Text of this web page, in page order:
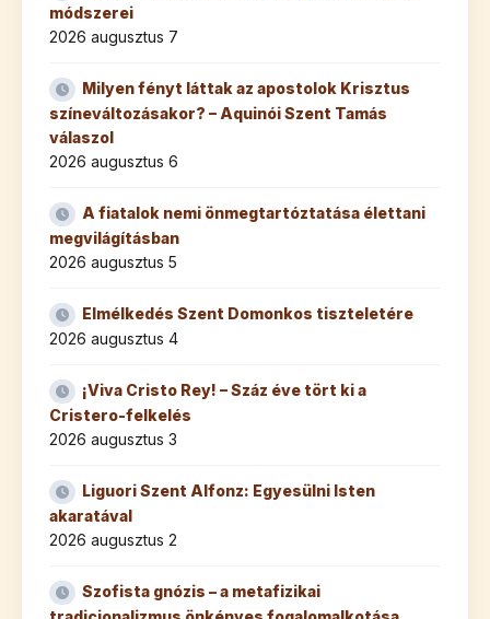
módszerei
2026 augusztus 7
Milyen fényt láttak az apostolok Krisztus
színeváltozásakor? – Aquinói Szent Tamás
válaszol
2026 augusztus 6
A fiatalok nemi önmegtartóztatása élettani
megvilágításban
2026 augusztus 5
Elmélkedés Szent Domonkos tiszteletére
2026 augusztus 4
¡Viva Cristo Rey! – Száz éve tört ki a
Cristero-felkelés
2026 augusztus 3
Liguori Szent Alfonz: Egyesülni Isten
akaratával
2026 augusztus 2
Szofista gnózis – a metafizikai